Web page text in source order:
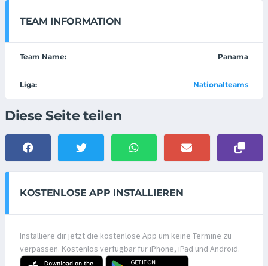
TEAM INFORMATION
Team Name: Panama
Liga: Nationalteams
Diese Seite teilen
KOSTENLOSE APP INSTALLIEREN
Installiere dir jetzt die kostenlose App um keine Termine zu
verpassen. Kostenlos verfügbar für iPhone, iPad und Android.